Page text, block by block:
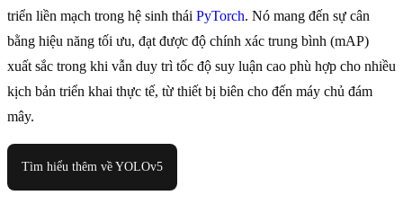
triển liền mạch trong hệ sinh thái PyTorch. Nó mang đến sự cân
bằng hiệu năng tối ưu, đạt được độ chính xác trung bình (mAP)
xuất sắc trong khi vẫn duy trì tốc độ suy luận cao phù hợp cho nhiều
kịch bản triển khai thực tế, từ thiết bị biên cho đến máy chủ đám
mây.
Tìm hiểu thêm về YOLOv5